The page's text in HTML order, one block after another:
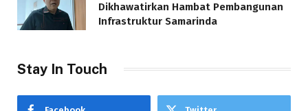
Dikhawatirkan Hambat Pembangunan
Infrastruktur Samarinda
Stay In Touch